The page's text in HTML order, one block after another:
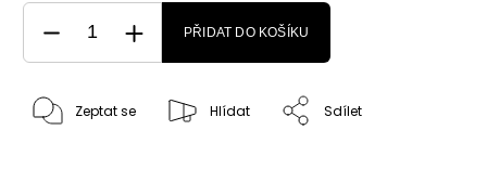
PŘIDAT DO KOŠÍKU
Zeptat se Hlídat Sdílet